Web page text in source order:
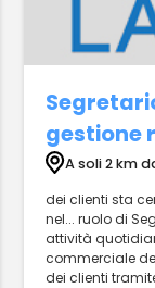
gestione
A soli 2 km
dei clienti sta
nel... ruolo di
attività
commerciale
dei clienti